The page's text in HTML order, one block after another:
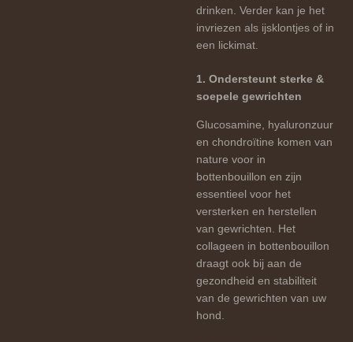
drinken. Verder kan je het
invriezen als ijsklontjes of in
een lickimat.
1. Ondersteunt sterke &
soepele gewrichten
Glucosamine, hyaluronzuur
en chondroïtine komen van
nature voor in
bottenbouillon en zijn
essentieel voor het
versterken en herstellen
van gewrichten. Het
collageen in bottenbouillon
draagt ​​ook bij aan de
gezondheid en stabiliteit
van de gewrichten van uw
hond.